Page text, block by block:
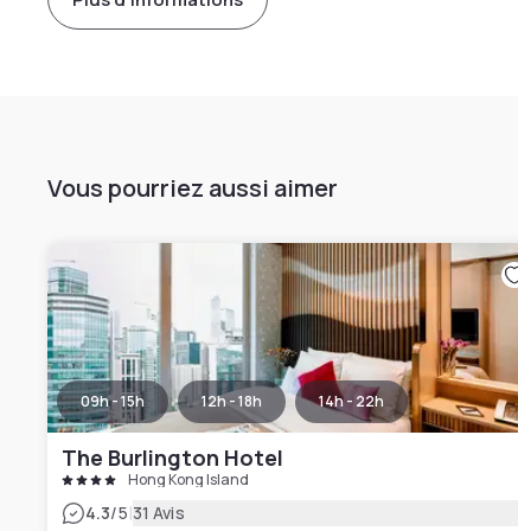
Vous pourriez aussi aimer
09h - 15h 12h - 18h 14h - 22h
The Burlington Hotel
Hong Kong Island
4.3/5|31 Avis